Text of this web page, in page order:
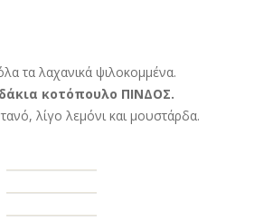
τα λαχανικά ψιλοκομμένα.
κοτόπουλο ΠΙΝΔΟΣ.
λίγο λεμόνι και μουστάρδα.